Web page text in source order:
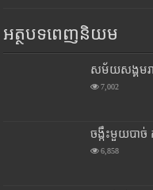
អត្ថបទពេញនិយម
សម័យសង្គមរ
7,002
ចង្កឹះមួយបាច់
6,858